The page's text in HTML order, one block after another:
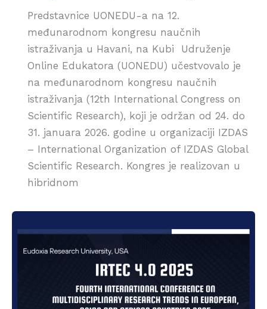
Predstavnice UONEDU-a na 12.
međunarodnom kongresu naučnih
istraživanja u Havani, na Kubi Udruženje
Online Edukatora (UONEDU) učestvovalo je
na međunarodnom kongresu naučnih
istraživanja (12th International Congress on
Scientific Research), koji je održan od 24. do
31. januara 2026. godine u organizaciji IZDAS
– International Organization of IZDAS Global
Scientific Research. Kongres je realizovan u
hibridnom